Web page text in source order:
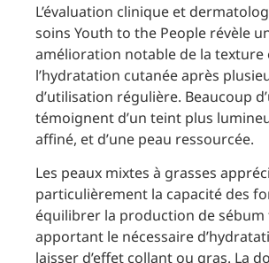
L’évaluation clinique et
soins Youth to the People révèle
amélioration notable de la texture
l’hydratation cutanée après
d’utilisation régulière. Beaucoup
témoignent d’un teint plus
affiné, et d’une peau ressourcée.
Les peaux mixtes à grasses
particulièrement la capacité des
équilibrer la production de sébum
apportant le nécessaire
laisser d’effet collant ou gras. La